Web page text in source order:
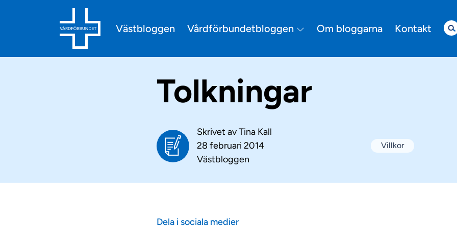
Västbloggen Vårdförbundetbloggen Om bloggarna Kontakt
Tolkningar
Skrivet avTina Kall
28 februari 2014
Västbloggen
Villkor
Dela i sociala medier